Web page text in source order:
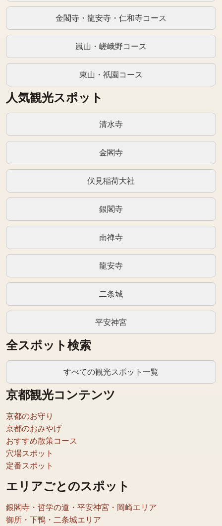
金閣寺・龍安寺・仁和寺コース
嵐山・嵯峨野コース
東山・祇園コース
人気観光スポット
清水寺
金閣寺
伏見稲荷大社
銀閣寺
南禅寺
龍安寺
二条城
平安神宮
全スポット検索
すべての観光スポット一覧
京都観光コンテンツ
京都のお守り
京都のおみやげ
おすすめ散策コース
穴場スポット
定番スポット
エリアごとのスポット
銀閣寺・哲学の道・平安神宮・岡崎エリア
御所・下鴨・二条城エリア